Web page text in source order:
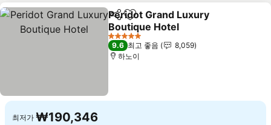
공유 즐겨찾기에 추가
Peridot Grand Luxury
Boutique Hotel
요금 보기
5 성급
9.6 최고 좋음
8,059
하노이
최저가 ₩190,346